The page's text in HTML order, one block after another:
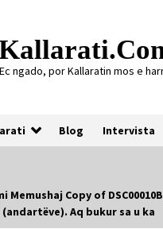
Ec ngado, por Kallaratin mos e
Blog Intervista
nr. 118
Memushaj Copy of
Aq bukur sa u ka